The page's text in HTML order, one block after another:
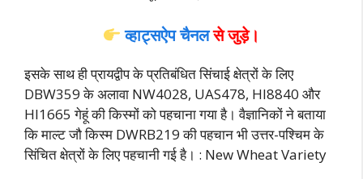
व्हाट्सऐप चैनलसे जुड़े।
इसके साथ ही प्रायद्वीप के प्रतिबंधित सिंचाई क्षेत्रों के लिए
DBW359 के अलावा NW4028, UAS478, HI8840 और
HI1665 गेहूं की किस्मों को पहचाना गया है। वैज्ञानिकों ने बताया
कि माल्ट जौ किस्म DWRB219 की पहचान भी उत्तर-पश्चिम के
सिंचित क्षेत्रों के लिए पहचानी गई है। : New Wheat Variety